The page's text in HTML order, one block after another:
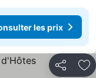
les prix
Partager